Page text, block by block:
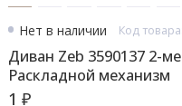
Нет в наличии Код
Диван Zeb 3590137 2-местный
Раскладной механизм
1 ₽